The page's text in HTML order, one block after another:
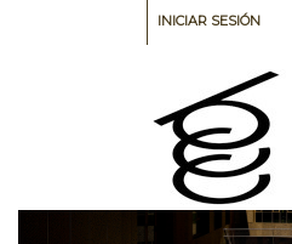
INICIAR SESIÓN